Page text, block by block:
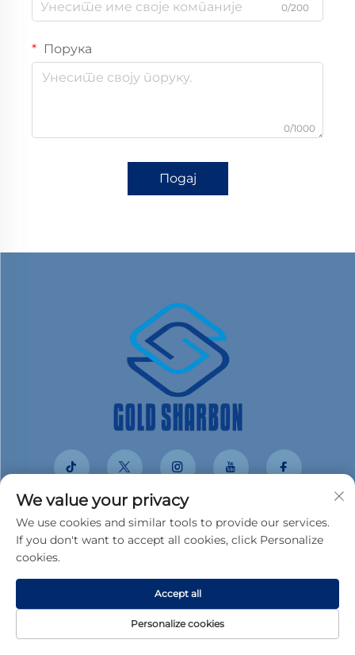
0/200
Порука
0/1000
Подај
Брзе везе
O Nama
Новине
We value your privacy
We use cookies and similar tools to provide our services.
If you don't want to accept all cookies, click Personalize
cookies.
Personalize cookies
Accept all